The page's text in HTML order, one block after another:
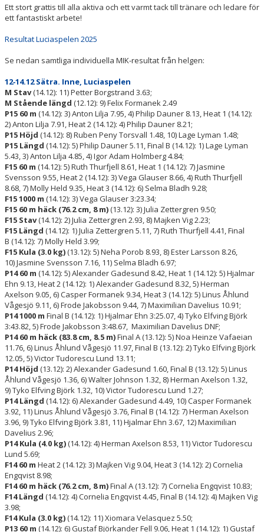
Ett stort grattis till alla aktiva och ett varmt tack till tränare och ledare för
ett fantastiskt arbete!
Resultat Luciaspelen 2025
Se nedan samtliga individuella MIK-resultat från helgen:
12‐14.12 Sätra. Inne, Luciaspelen
M Stav(14.12): 11) Petter Borgstrand 3.63;
M Stående längd (12.12): 9) Felix Formanek 2.49
P15 60 m (14.12): 3) Anton Lilja 7.95, 4) Philip Dauner 8.13, Heat 1 (14.12):
2) Anton Lilja 7.91, Heat 2 (14.12): 4) Philip Dauner 8.21;
P15 Höjd (14.12): 8) Ruben Peny Torsvall 1.48, 10) Lage Lyman 1.48;
P15 Längd (14.12): 5) Philip Dauner 5.11, Final B (14.12): 1) Lage Lyman
5.43, 3) Anton Lilja 4.85, 4) Igor Adam Holmberg 4.84;
F15 60 m (14.12): 5) Ruth Thurfjell 8.61, Heat 1 (14.12): 7) Jasmine
Svensson 9.55, Heat 2 (14.12): 3) Vega Glauser 8.66, 4) Ruth Thurfjell
8.68, 7) Molly Held 9.35, Heat 3 (14.12): 6) Selma Bladh 9.28;
F15 1000 m (14.12): 3) Vega Glauser 3:23.34;
F15 60 m häck (76.2 cm, 8 m)(13.12): 3) Julia Zettergren 9.50;
F15 Stav(14.12): 2) Julia Zettergren 2.93, 8) Majken Vig 2.23;
F15 Längd (14.12): 1) Julia Zettergren 5.11, 7) Ruth Thurfjell 4.41, Final
B (14.12): 7) Molly Held 3.99;
F15 Kula (3.0 kg)(13.12): 5) Neha Porob 8.93, 8) Ester Larsson 8.26,
10) Jasmine Svensson 7.16, 11) Selma Bladh 6.97;
P14 60 m (14.12): 5) Alexander Gadesund 8.42, Heat 1 (14.12): 5) Hjalmar
Ehn 9.13, Heat 2 (14.12): 1) Alexander Gadesund 8.32, 5) Herman
Axelson 9.05, 6) Casper Formanek 9.34, Heat 3 (14.12): 5) Linus Åhlund
Vågesjö 9.11, 6) Frode Jakobsson 9.44, 7) Maximilian Davelius 10.91;
P14 1000 m Final B (14.12): 1) Hjalmar Ehn 3:25.07, 4) Tyko Elfving Björk
3:43.82, 5) Frode Jakobsson 3:48.67, Maximilian Davelius DNF;
P14 60 m häck (83.8 cm, 8.5 m)Final A (13.12): 5) Noa Heinze Vafaeian
11.76, 6) Linus Åhlund Vågesjö 11.97, Final B (13.12): 2) Tyko Elfving Björk
12.05, 5) Victor Tudorescu Lund 13.11;
P14 Höjd (13.12): 2) Alexander Gadesund 1.60, Final B (13.12): 5) Linus
Åhlund Vågesjö 1.36, 6) Walter Johnson 1.32, 8) Herman Axelson 1.32,
9) Tyko Elfving Björk 1.32, 10) Victor Tudorescu Lund 1.27;
P14 Längd (14.12): 6) Alexander Gadesund 4.49, 10) Casper Formanek
3.92, 11) Linus Åhlund Vågesjö 3.76, Final B (14.12): 7) Herman Axelson
3.96, 9) Tyko Elfving Björk 3.81, 11) Hjalmar Ehn 3.67, 12) Maximilian
Davelius 2.96;
P14 Kula (4.0 kg)(14.12): 4) Herman Axelson 8.53, 11) Victor Tudorescu
Lund 5.69;
F14 60 m Heat 2 (14.12): 3) Majken Vig 9.04, Heat 3 (14.12): 2) Cornelia
Engqvist 8.98;
F14 60 m häck (76.2 cm, 8 m)Final A (13.12): 7) Cornelia Engqvist 10.83;
F14 Längd (14.12): 4) Cornelia Engqvist 4.45, Final B (14.12): 4) Majken Vig
3.98;
F14 Kula (3.0 kg)(14.12): 11) Xiomara Velasquez 5.50;
P13 60 m (14.12): 6) Gustaf Björkander Fell 9.06, Heat 1 (14.12): 1) Gustaf